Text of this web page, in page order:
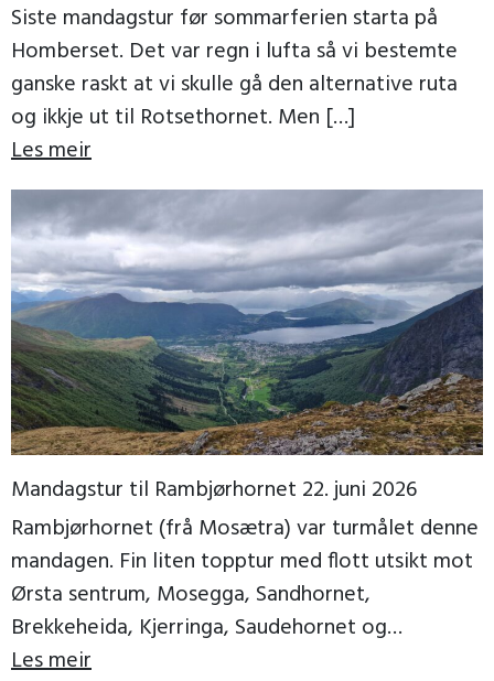
Siste mandagstur før sommarferien starta på
Homberset. Det var regn i lufta så vi bestemte
ganske raskt at vi skulle gå den alternative ruta
og ikkje ut til Rotsethornet. Men […]
Les meir
Mandagstur til Rambjørhornet 22. juni 2026
Rambjørhornet (frå Mosætra) var turmålet denne
mandagen. Fin liten topptur med flott utsikt mot
Ørsta sentrum, Mosegga, Sandhornet,
Brekkeheida, Kjerringa, Saudehornet og
Vassdalstinden. Vi fekk ein fin kveld, til og […]
Les meir